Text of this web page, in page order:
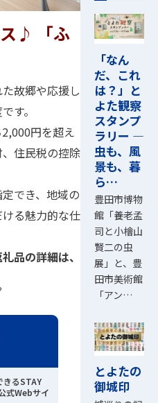
♪ 「ふ
故郷や応援し
す。
円を超え
住民税の控除
でき、地域の
る魅力的な仕
品の詳細は、
るSTAY
式Webサイ
「なん
だ、これ
は？」と
よた観察
スタンプ
ラリー ―
虫も、風
景も、暮
ら…
豊田市博物
館「養老孟
司と小檜山
賢二の虫
展」と、豊
田市美術館
「アン…
とよたの
御城印